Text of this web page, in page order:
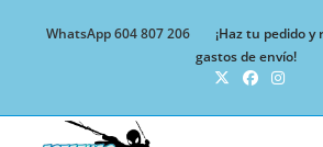
WhatsApp 604 807 206
¡Haz tu pedido
gastos de envío!